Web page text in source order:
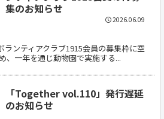
集のお知らせ
ランティアクラブ1915会員の募集枠に空
、一年を通じ動物園で実施する...
2026.06.09
「Together vol.110」発行遅延
のお知らせ